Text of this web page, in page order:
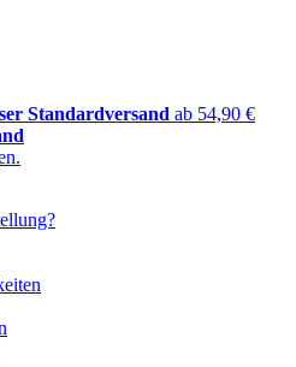
Standardversand ab 54,90 €